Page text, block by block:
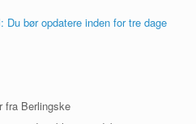
bør opdatere inden for tre dage
fra Berlingske